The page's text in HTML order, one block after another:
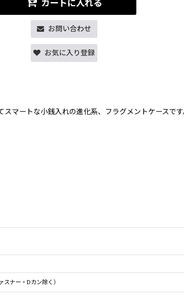
カートに入れる
お問い合わせ
お気に入り登録
マートな小銭入れの進化系、フラグメントケースです
ナー・Dカン除く）